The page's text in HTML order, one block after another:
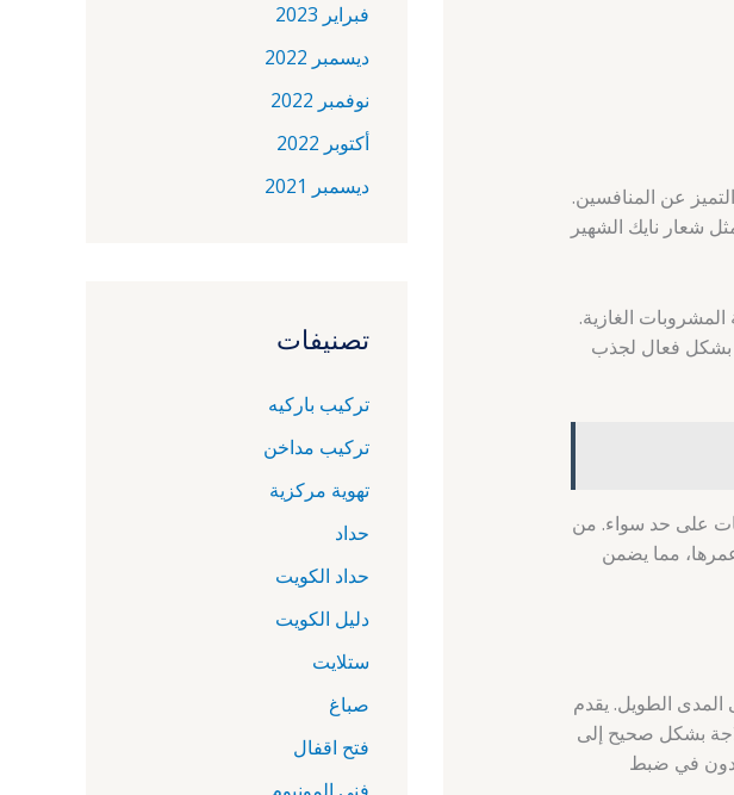
عن المنافسين.
شعار نايك الشهير
الغازية.
بشكل فعال لجذب
على حد سواء. من
مما يضمن
الطويل. يقدم
بشكل صحيح إلى
في ضبط
فبراير 2023
ديسمبر 2022
نوفمبر 2022
أكتوبر 2022
ديسمبر 2021
تصنيفات
تركيب باركيه
تركيب مداخن
تهوية مركزية
حداد
حداد الكويت
دليل الكويت
ستلايت
صباغ
فتح اقفال